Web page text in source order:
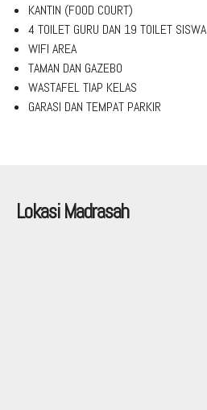
KANTIN (FOOD COURT)
4 TOILET GURU DAN 19 TOILET SISWA
WIFI AREA
TAMAN DAN GAZEBO
WASTAFEL TIAP KELAS
GARASI DAN TEMPAT PARKIR
Lokasi Madrasah